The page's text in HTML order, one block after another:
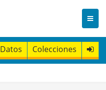
Datos Colecciones